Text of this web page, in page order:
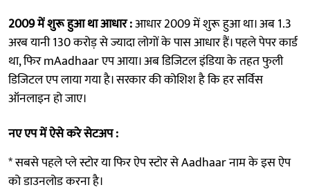
2009 में शुरू हुआ था आधार :आधार 2009 में शुरू हुआ था। अब 1.3
अरब यानी 130 करोड़ से ज्यादा लोगों के पास आधार हैं। पहले पेपर कार्ड
था, फिर mAadhaar एप आया। अब डिजिटल इंडिया के तहत फुली
डिजिटल एप लाया गया है। सरकार की कोशिश है कि हर सर्विस
ऑनलाइन हो जाए।
नए एप में ऐसे करे सेटअप :
* सबसे पहले प्ले स्टोर या फिर ऐप स्टोर से Aadhaar नाम के इस ऐप
को डाउनलोड करना है।